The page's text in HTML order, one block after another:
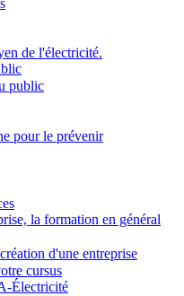
de l'électricité.
public
pour le prévenir
la formation en général
d'une entreprise
cursus
Électricité